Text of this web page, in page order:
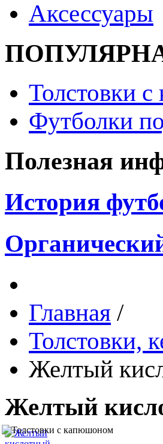
Аксессуары
Толстовки
Футболки
Полезная
История
Главная /
Толстовки,
Желтый
Желтый